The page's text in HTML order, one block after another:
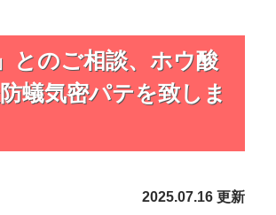
とのご相談、ホウ酸
蟻気密パテを致しま
2025.07.16 更新